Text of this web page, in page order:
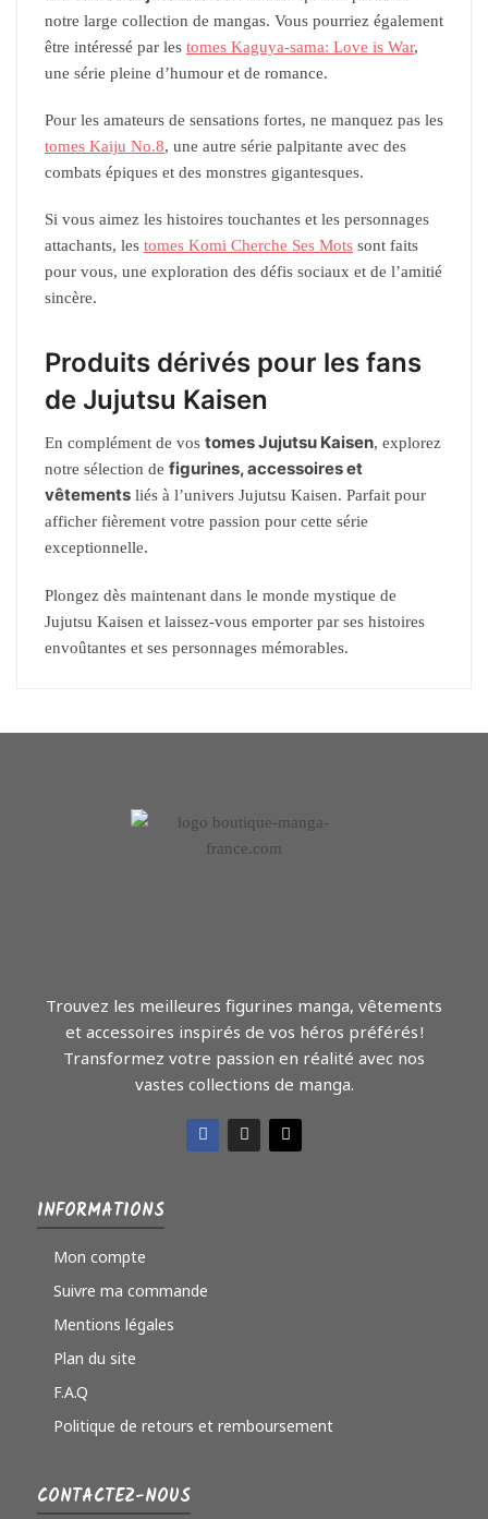
notre large collection de mangas. Vous pourriez également
être intéressé par les tomes Kaguya-sama: Love is War,
une série pleine d’humour et de romance.
Pour les amateurs de sensations fortes, ne manquez pas les
tomes Kaiju No.8, une autre série palpitante avec des
combats épiques et des monstres gigantesques.
Si vous aimez les histoires touchantes et les personnages
attachants, les tomes Komi Cherche Ses Mots sont faits
pour vous, une exploration des défis sociaux et de l’amitié
sincère.
Produits dérivés pour les fans
de Jujutsu Kaisen
En complément de vos tomes Jujutsu Kaisen, explorez
notre sélection de figurines, accessoires et
vêtements liés à l’univers Jujutsu Kaisen. Parfait pour
afficher fièrement votre passion pour cette série
exceptionnelle.
Plongez dès maintenant dans le monde mystique de
Jujutsu Kaisen et laissez-vous emporter par ses histoires
envoûtantes et ses personnages mémorables.
Trouvez les meilleures figurines manga, vêtements
et accessoires inspirés de vos héros préférés !
Transformez votre passion en réalité avec nos
vastes collections de manga.
INFORMATIONS
Mon compte
Suivre ma commande
Mentions légales
Plan du site
F.A.Q
Politique de retours et remboursement
CONTACTEZ-NOUS